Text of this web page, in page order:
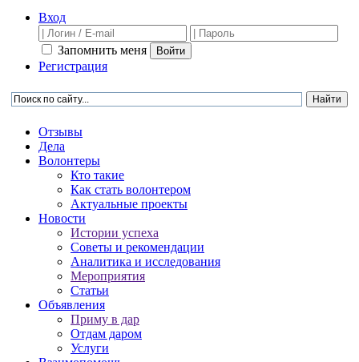
Вход
Запомнить меня Войти
Регистрация
Отзывы
Дела
Волонтеры
Кто такие
Как стать волонтером
Актуальные проекты
Новости
Истории успеха
Советы и рекомендации
Аналитика и исследования
Мероприятия
Статьи
Объявления
Приму в дар
Отдам даром
Услуги